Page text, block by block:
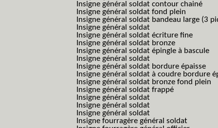
Insigne général soldat contour chainé
Insigne général soldat fond plein
Insigne général soldat bandeau large (3
Insigne général soldat
Insigne général soldat écriture fine
Insigne général soldat bronze
Insigne général soldat épingle à bascule
Insigne général soldat
Insigne général soldat bordure épaisse
Insigne général soldat à coudre bordure
Insigne général soldat bronze fond plein
Insigne général soldat frappé
Insigne général soldat
Insigne général soldat
Insigne général soldat
Insigne fourragère général soldat